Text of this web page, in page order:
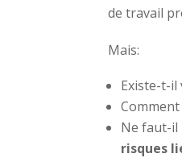
de travail
Mais:
Existe-t-il
Ne faut-il
risques